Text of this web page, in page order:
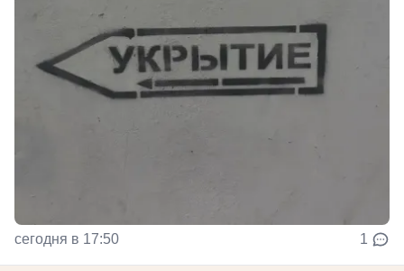
сегодня в 17:50 1